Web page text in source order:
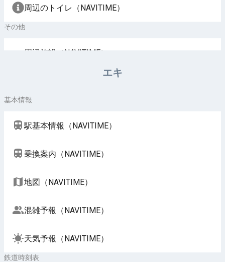
周辺のトイレ（NAVITIME）
その他
周辺施設（NAVITIME）
エキ
基本情報
駅基本情報（NAVITIME）
乗換案内（NAVITIME）
地図（NAVITIME）
混雑予報（NAVITIME）
天気予報（NAVITIME）
鉄道時刻表